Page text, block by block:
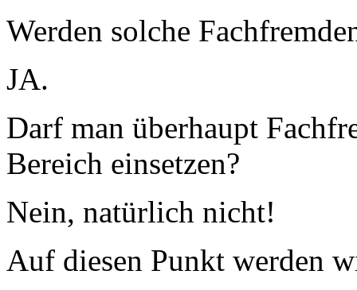
Werden solche
JA.
Darf man überhaupt
Bereich einsetzen?
Nein, natürlich nicht!
Auf diesen Punkt werden